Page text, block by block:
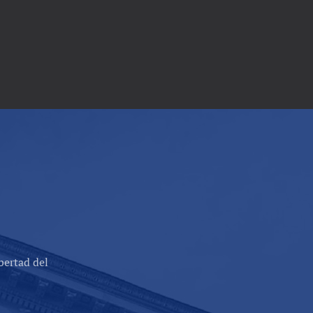
del